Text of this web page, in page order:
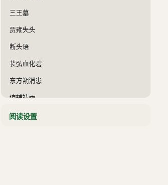
三王墓
贾雍失头
断头语
苌弘血化碧
东方朔消患
谅辅祷雨
何敞消灾
阅读设置